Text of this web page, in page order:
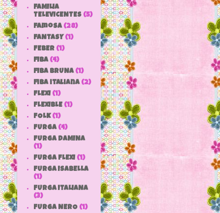
FAMILIA
TELEVICENTES (5)
Famosa (28)
FANTASY (1)
FEBER (1)
FIBA (4)
FIBA BRUNA (1)
fiba italiana (2)
FLEXI (1)
FLEXIBLE (1)
FOLK (1)
FURGA (4)
FURGA DAMINA
(1)
FURGA FLEXI (1)
FURGA ISABELLA
(1)
FURGA ITALIANA
(3)
FURGA NERO (1)